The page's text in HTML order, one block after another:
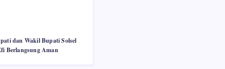
dan Wakil Bupati Solsel
Berlangsung Aman